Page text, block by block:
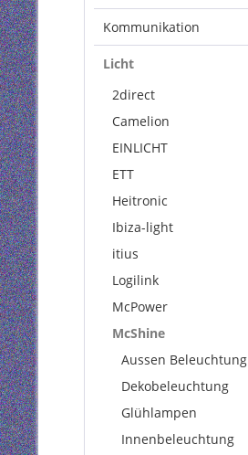
Kommunikation
Licht
2direct
Camelion
EINLICHT
ETT
Heitronic
Ibiza-light
itius
Logilink
McPower
McShine
Aussen Beleuchtung
Dekobeleuchtung
Glühlampen
Innenbeleuchtung